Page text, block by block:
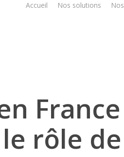
Accueil Nos solutions
rôle